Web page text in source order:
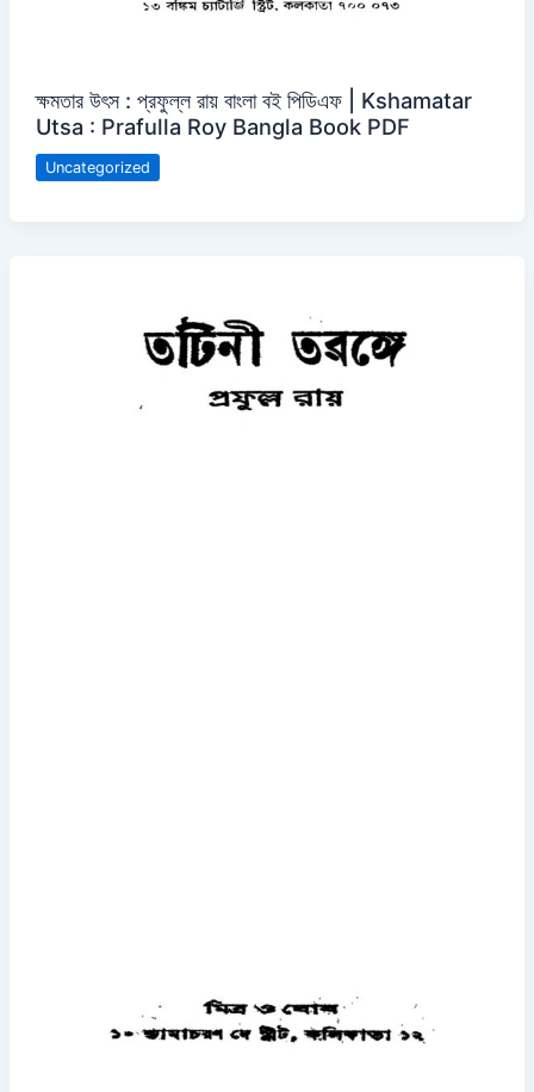
ক্ষমতার উৎস : প্রফুল্ল রায় বাংলা বই পিডিএফ | Kshamatar
Utsa : Prafulla Roy Bangla Book PDF
Uncategorized